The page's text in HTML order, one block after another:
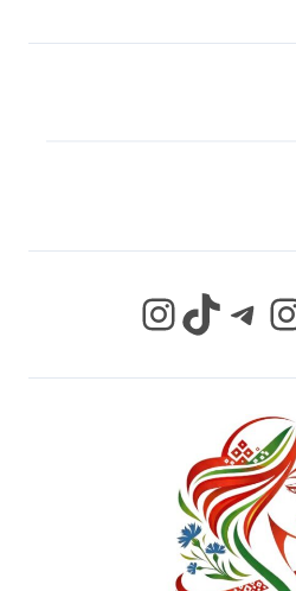
InstagramTikTok Telegram